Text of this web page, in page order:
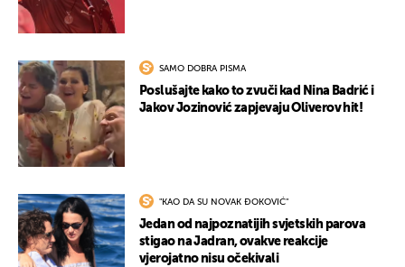
SAMO DOBRA PISMA
Poslušajte kako to zvuči kad Nina Badrić i
Jakov Jozinović zapjevaju Oliverov hit!
"KAO DA SU NOVAK ĐOKOVIĆ"
Jedan od najpoznatijih svjetskih parova
stigao na Jadran, ovakve reakcije
vjerojatno nisu očekivali